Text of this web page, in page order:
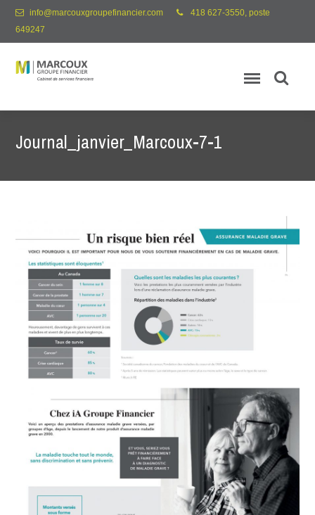
info@marcouxgroupefinancier.com
418 627-3550, poste
649247
Journal_janvier_Marcoux-7-1